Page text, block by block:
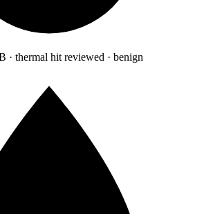
· thermal hit reviewed · benign